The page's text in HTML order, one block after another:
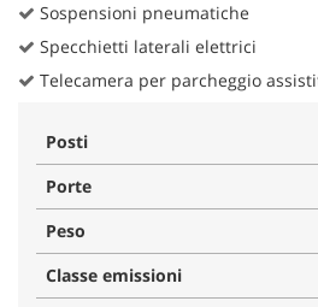
Sospensioni pneumatiche
Specchietti laterali elettrici
Telecamera per parcheggio
Posti
Porte
Peso
Classe emissioni